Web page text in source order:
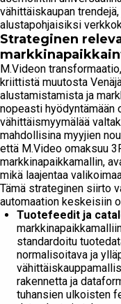
vähittäiskaupan
alustapohjaisiksi
Strateginen
M.Videon
kriittistä muutosta
alustamistamista ja
nopeasti hyödyntämään
vähittäismyymälää
mahdollisina myyjien
että M.Video omaksuu
markkinapaikkamallin,
mikä laajentaa
Tämä strateginen siirto
automaation keskeisiin
Tuotefeedit ja
standardoitu
normalisoitava ja
rakennetta ja
tuhansien ulkoisten